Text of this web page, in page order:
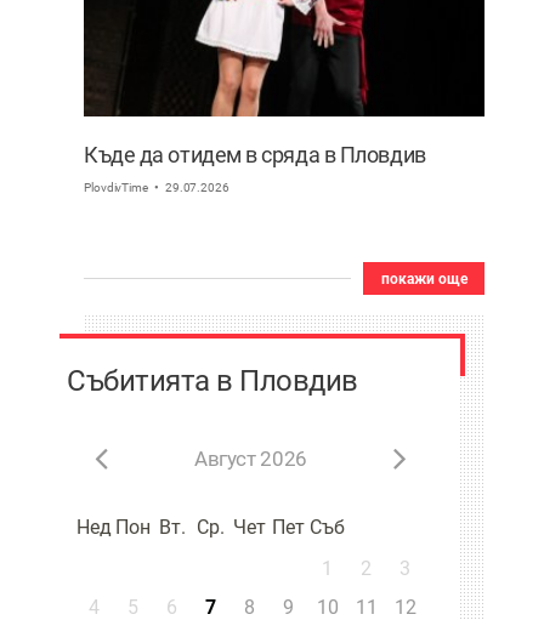
Къде да отидем в сряда в Пловдив
PlovdivTime 29.07.2026
покажи още
Събитията в Пловдив
Август 2026
Нед Пон Вт. Ср. Чет Пет Съб
1
2
3
4
5 6 7 8 9 10 11
12